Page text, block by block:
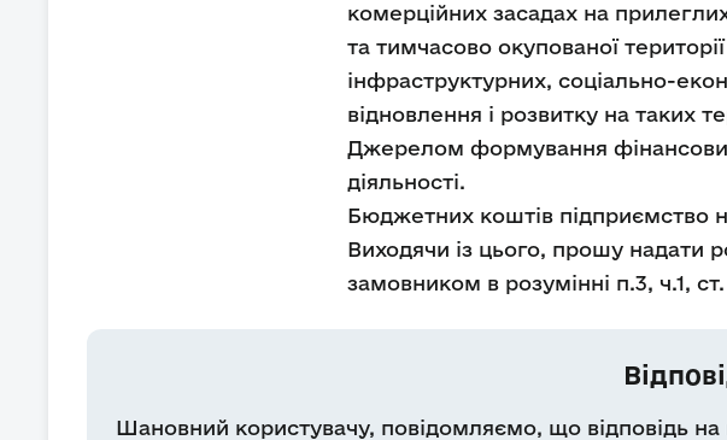
комерційних засадах на
та тимчасово окупованої
інфраструктурних, соціально-
відновлення і розвитку на таких
Джерелом формування фінансових
діяльності.
Бюджетних коштів підприємство
Виходячи із цього, прошу надати
замовником в розумінні п.3, ч.1,
Шановний користувачу, повідомляємо, що відповідь